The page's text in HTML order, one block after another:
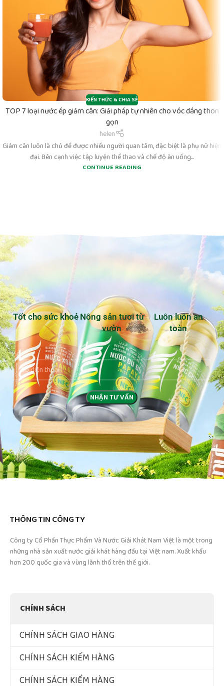
KIẾN THỨC & CHIA SẺ
TOP 7 loại nước ép giảm cân: Giải pháp tự nhiên cho vóc dáng thon
gọn
helen
Giảm cân luôn là chủ đề được nhiều người quan tâm, đặc biệt là phụ nữ hiện
đại. Bên cạnh việc tập luyện thể thao và chế độ ăn uống...
CONTINUE READING
Tốt cho sức khoẻ
Nông sản tươi từ
vườn
Luôn luôn an
toàn
THÔNG TIN CÔNG TY
những nhà sản xuất nước giải khát hàng đầu tại Việt nam. Xuất khẩu
CHÍNH SÁCH